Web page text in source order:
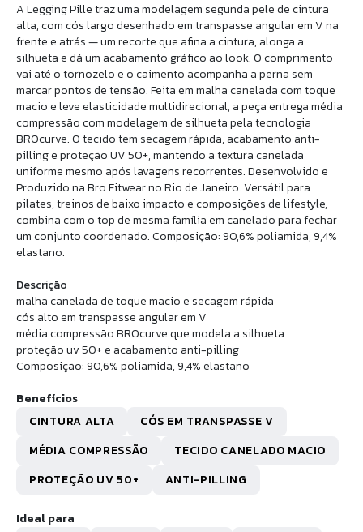
A Legging Pille traz uma modelagem segunda pele de cintura
alta, com cós largo desenhado em transpasse angular em V na
frente e atrás — um recorte que afina a cintura, alonga a
silhueta e dá um acabamento gráfico ao look. O comprimento
vai até o tornozelo e o caimento acompanha a perna sem
marcar pontos de tensão. Feita em malha canelada com toque
macio e leve elasticidade multidirecional, a peça entrega média
compressão com modelagem de silhueta pela tecnologia
BROcurve. O tecido tem secagem rápida, acabamento anti-
pilling e proteção UV 50+, mantendo a textura canelada
uniforme mesmo após lavagens recorrentes. Desenvolvido e
Produzido na Bro Fitwear no Rio de Janeiro. Versátil para
pilates, treinos de baixo impacto e composições de lifestyle,
combina com o top de mesma família em canelado para fechar
um conjunto coordenado. Composição: 90,6% poliamida, 9,4%
elastano.
Descrição
malha canelada de toque macio e secagem rápida
cós alto em transpasse angular em V
média compressão BROcurve que modela a silhueta
proteção uv 50+ e acabamento anti-pilling
Composição: 90,6% poliamida, 9,4% elastano
Benefícios
CINTURA ALTA
CÓS EM TRANSPASSE V
MÉDIA COMPRESSÃO
TECIDO CANELADO MACIO
PROTEÇÃO UV 50+
ANTI-PILLING
Ideal para